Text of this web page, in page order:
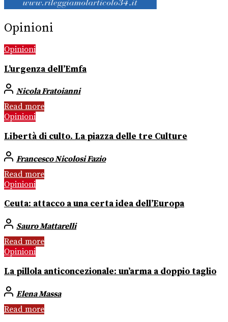
Opinioni
Opinioni
L’urgenza dell’Emfa
Nicola Fratoianni
Read more
Opinioni
Libertà di culto. La piazza delle tre Culture
Francesco Nicolosi Fazio
Read more
Opinioni
Ceuta: attacco a una certa idea dell’Europa
Sauro Mattarelli
Read more
Opinioni
La pillola anticoncezionale: un’arma a doppio taglio
Elena Massa
Read more